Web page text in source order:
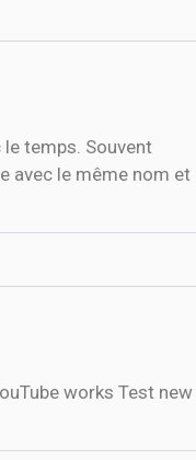
temps. Souvent
avec le même nom et